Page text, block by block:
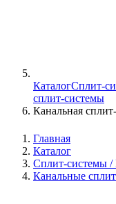
КаталогСплит-
сплит-системы
Канальная
Главная
Каталог
Сплит-системы
Канальные